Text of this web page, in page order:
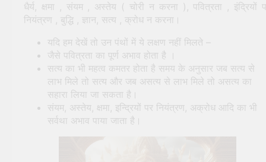
धैर्य, क्षमा , संयम , अस्तेय ( चोरी न करना ), पवित्रता , इंद्रियों
नियंत्रण , बुद्धि , ज्ञान, सत्य , क्रोध न करना।
यदि हम देखें तो उन पंथों में ये लक्षण नहीं मिलते –
जैसे पवित्रता का पूर्ण अभाव होता है ।
सत्य का भी महत्व कमतर होता है समय के अनुसार जब सत्य से
लाभ मिले तो सत्य और जब असत्य से लाभ मिले तो असत्य का
सहारा लिया जा सकता है।
संयम, अस्तेय, क्षमा, इन्द्रियों पर नियंत्रण, अक्रोध आदि का भी
सर्वथा अभाव पाया जाता है।